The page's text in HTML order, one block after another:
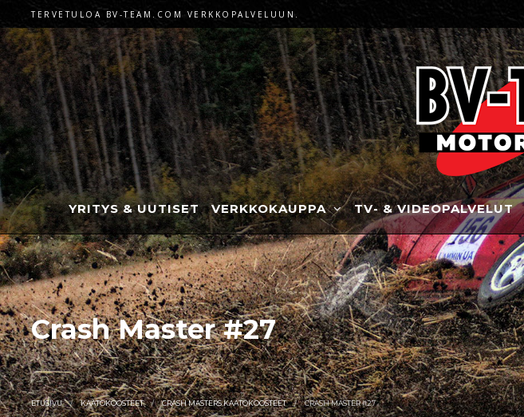
TERVETULOA BV-TEAM.COM VERKKOPALVELUUN.
YRITYS & UUTISET VERKKOKAUPPA TV- & VIDEOPALVELUT
Crash Master #27
ETUSIVU KAATOKOOSTEET CRASH MASTERS KAATOKOOSTEET CRASH MASTER #27